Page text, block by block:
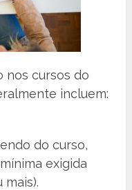
nos cursos do
incluem:
do curso,
exigida
mais).